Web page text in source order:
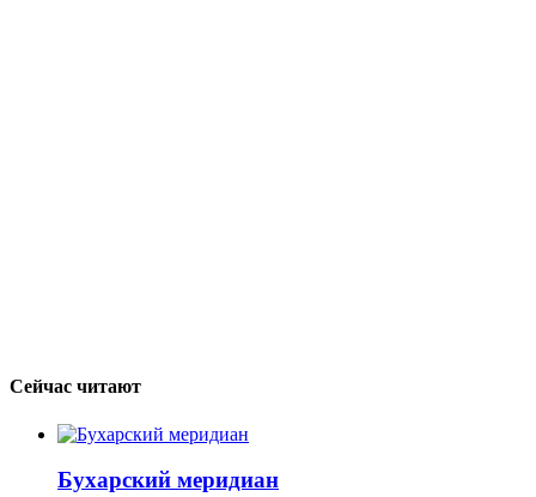
Сейчас читают
Бухарский меридиан